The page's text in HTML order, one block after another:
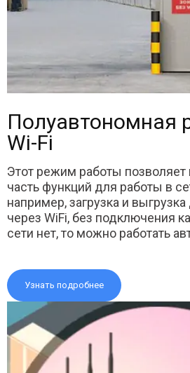
Полуавтономная
Wi-Fi
Этот режим работы позволяет
часть функций для работы в
например, загрузка и
через WiFi, без подключения
сети нет, то можно работать
Узнать подробнее